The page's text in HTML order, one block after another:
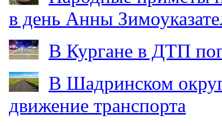
в день Анны
В Кургане в ДТП
В Шадринском
движение транспорта